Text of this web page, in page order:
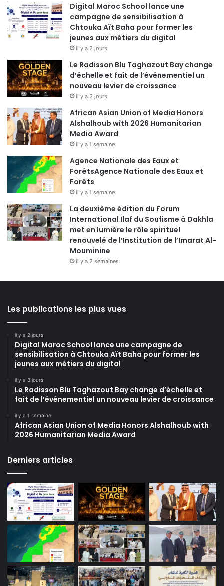
Digital Maroc School lance une
campagne de sensibilisation à
Chtouka Aït Baha pour former les
jeunes aux métiers du digital
il y a 2 jours
Le Radisson Blu Taghazout Bay change
d’échelle et fait de l’événementiel un
nouveau levier de croissance
il y a 3 jours
African Asian Union of Media Honors
Alshalhoub with 2026 Humanitarian
Media Award
il y a 1 semaine
Agence Nationale des Eaux et
ForêtsAgence Nationale des Eaux et
Forêts
il y a 1 semaine
La deuxième édition du Forum
International Ilaf du Soufisme à Dakhla
met en lumière le rôle spirituel
renouvelé de l’Institution de l’Imarat Al-
Mouminine
il y a 2 semaines
Les publications les plus vues
il y a 2 jours
Digital Maroc School lance une campagne de
sensibilisation à Chtouka Aït Baha pour former les
jeunes aux métiers du digital
il y a 3 jours
Le Radisson Blu Taghazout Bay change d’échelle et
fait de l’événementiel un nouveau levier de croissance
il y a 1 semaine
African Asian Union of Media Honors Alshalhoub with
2026 Humanitarian Media Award
Derniers articles